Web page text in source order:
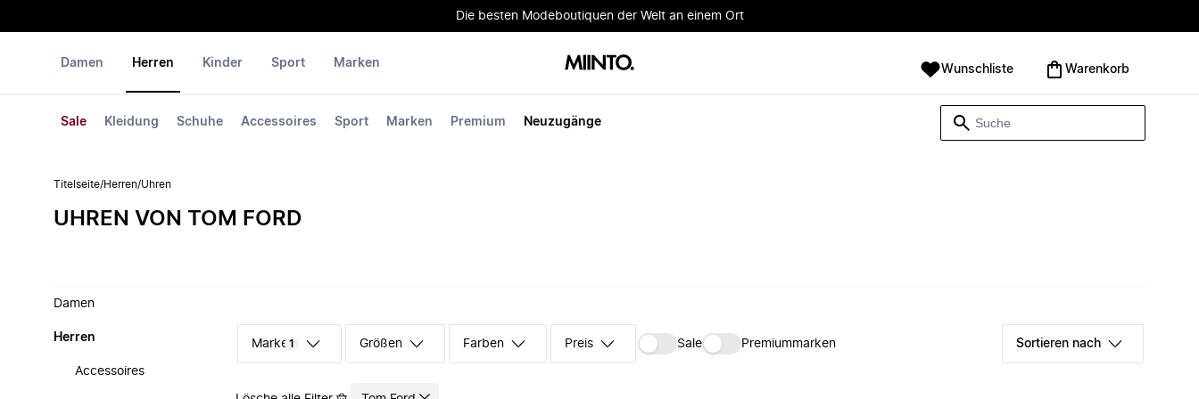
Die besten Modeboutiquen der Welt an einem Ort
Damen Herren
Sale Kleidung Schuhe Accessoires Sport Marken Premium Neuzugänge
Kinder Sport Marken Wunschliste Warenkorb
Titelseite/Herren/Uhren
UHREN VON TOM FORD
Damen
Herren
Accessoires
Marke 1 Größen Farben Preis Sale Premiummarken Sortieren nach